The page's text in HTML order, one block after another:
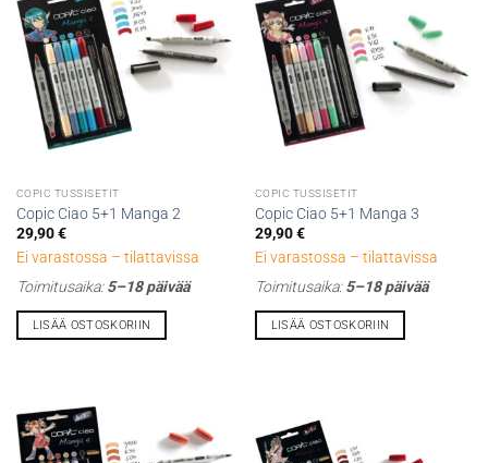
COPIC TUSSISETIT
Copic Ciao 5+1 Manga 2
29,90€
Ei varastossa – tilattavissa
Toimitusaika:5–18 päivää
LISÄÄ OSTOSKORIIN
COPIC TUSSISETIT
Copic Ciao 5+1 Manga 3
29,90€
Ei varastossa – tilattavissa
Toimitusaika:5–18 päivää
LISÄÄ OSTOSKORIIN